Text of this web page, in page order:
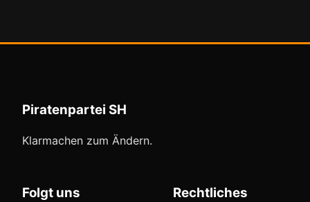
Piratenpartei SH
Klarmachen zum Ändern.
Folgt uns Rechtliches